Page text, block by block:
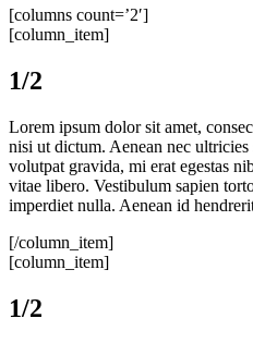
[columns count=’2′]
[column_item]
1/2
Lorem ipsum dolor sit amet,
nisi ut dictum. Aenean nec
volutpat gravida, mi erat egestas
vitae libero. Vestibulum sapien
imperdiet nulla. Aenean id
[/column_item]
[column_item]
1/2